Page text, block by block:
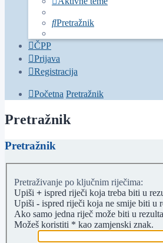
Pretražnik
ČPP
Prijava
Registracija
Početna Pretražnik
Pretražnik
Pretražnik
Pretraživanje po ključnim riječima:
Upiši + ispred riječi koja treba biti u
Upiši - ispred riječi koja ne smije biti u
Ako samo jedna riječ može biti u
Možeš koristiti * kao zamjenski znak.